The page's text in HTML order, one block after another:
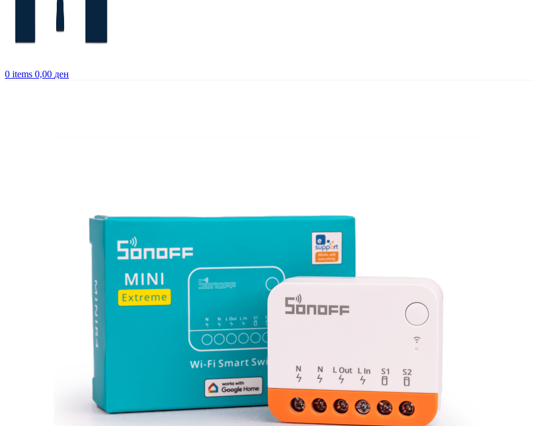
0 items 0,00 ден